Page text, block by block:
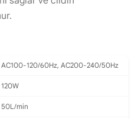
AC100-120/60Hz, AC200-240/50Hz
120W
50L/min